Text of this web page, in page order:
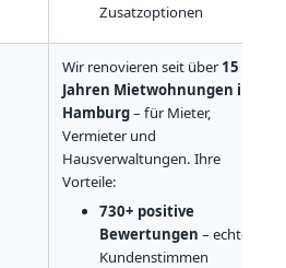
Zusatzoptionen
Wir renovieren seit über15
Jahren Mietwohnungen in
Hamburg– für Mieter,
Vermieter und
Hausverwaltungen. Ihre
Vorteile:
730+ positive
Bewertungen – echte
Kundenstimmen